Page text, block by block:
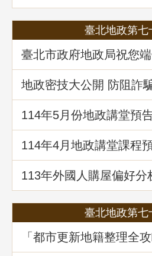
臺北地政第七
臺北市政府地政局祝您端
地政密技大公開 防阻詐
114年5⽉份地政講堂預
理與實務」
114年4月地政講堂課程
系看台灣的減災與建物
113年外國人購屋偏好分
臺北地政第七
「都市更新地籍整理全
顧